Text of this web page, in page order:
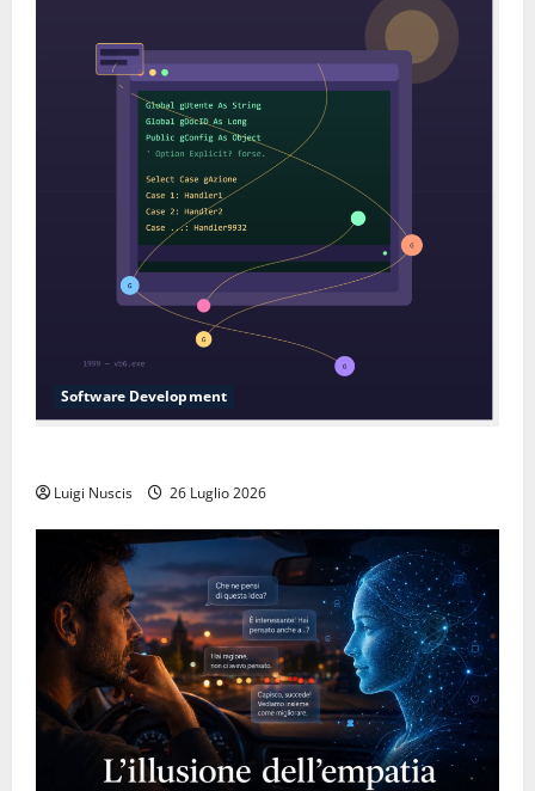
Software Development
Luigi Nuscis 26 Luglio 2026